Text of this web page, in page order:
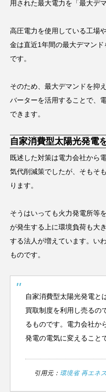
用された最大電力を「最大デ
高圧電力を使用している工場
金は直近1年間の最大デマン
です。
そのため、最大デマンドを抑
バーターを活用することで、
できます。
自家消費型太陽光発電
既述した対策は電力会社から
気代削減策でしたが、そもそ
ります。
そうはいっても火力発電所等
が発生する上に環境負荷も大
する法人が増えています。い
ものです。
自家消費型太陽光発電と
買取制度を利用し売るの
るものです。電力会社か
発電の電気に変えること
引用元： 環境省 再エネ